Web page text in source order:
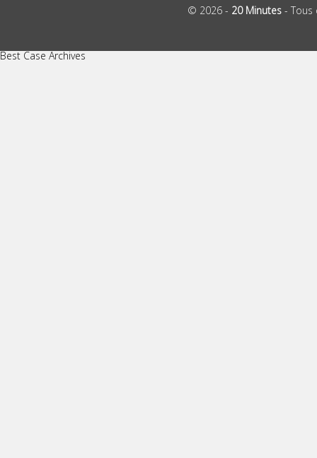
© 2026 - 20 Minutes -
Best Case Archives